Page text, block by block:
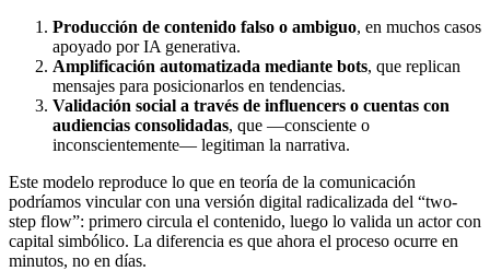
Producción de contenido falso o ambiguo, en muchos casos
apoyado por IA generativa.
Amplificación automatizada mediante bots, que replican
mensajes para posicionarlos en tendencias.
Validación social a través de influencers o cuentas con
audiencias consolidadas, que —consciente o
inconscientemente— legitiman la narrativa.
Este modelo reproduce lo que en teoría de la comunicación
podríamos vincular con una versión digital radicalizada del “two-
step flow”: primero circula el contenido, luego lo valida un actor con
capital simbólico. La diferencia es que ahora el proceso ocurre en
minutos, no en días.